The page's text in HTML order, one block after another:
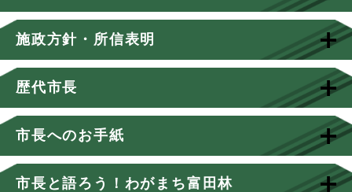
施政方針・所信表明
歴代市長
市長へのお手紙
市長と語ろう！わがまち富田林